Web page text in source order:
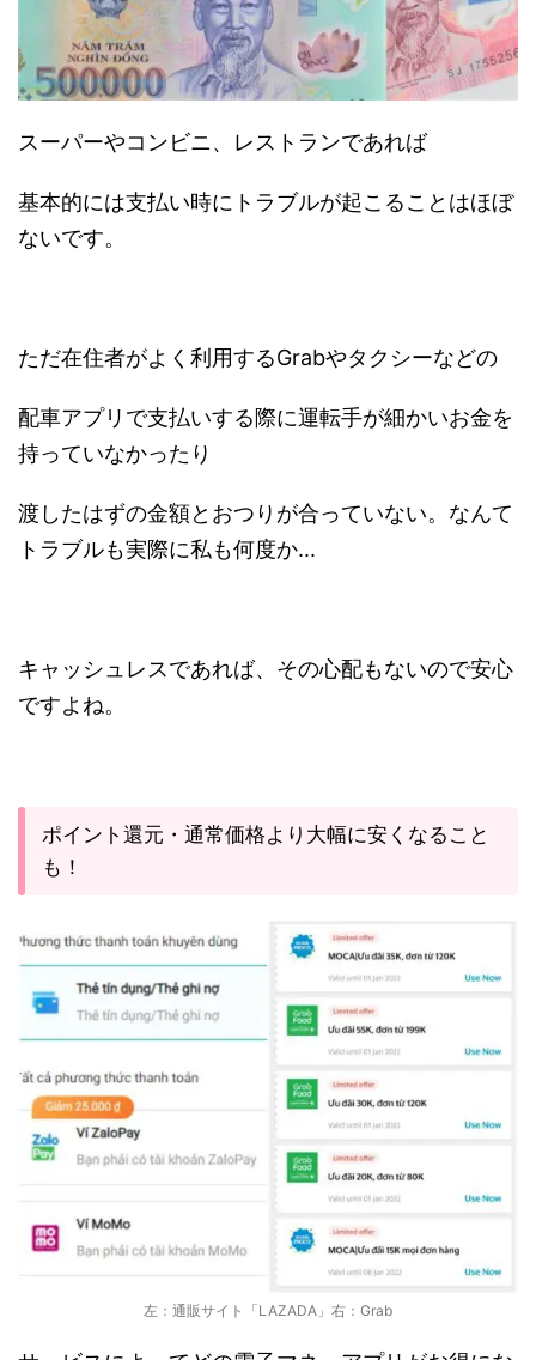
スーパーやコンビニ、レストランであれば
基本的には支払い時にトラブルが起こることはほぼ
ないです。
ただ在住者がよく利用するGrabやタクシーなどの
配車アプリで支払いする際に運転手が細かいお金を
持っていなかったり
渡したはずの金額とおつりが合っていない。なんて
トラブルも実際に私も何度か...
キャッシュレスであれば、その心配もないので安心
ですよね。
ポイント還元・通常価格より大幅に安くなること
も！
左：通販サイト「LAZADA」右：Grab